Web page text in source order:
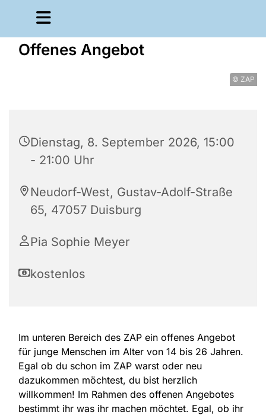
Offenes Angebot
© ZAP
Dienstag, 8. September 2026, 15:00
- 21:00 Uhr
Neudorf-West, Gustav-Adolf-Straße
65, 47057 Duisburg
Pia Sophie Meyer
kostenlos
Im unteren Bereich des ZAP ein offenes Angebot
für junge Menschen im Alter von 14 bis 26 Jahren.
Egal ob du schon im ZAP warst oder neu
dazukommen möchtest, du bist herzlich
willkommen! Im Rahmen des offenen Angebotes
bestimmt ihr was ihr machen möchtet. Egal, ob ihr